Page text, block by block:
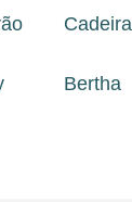
Cadeira
Bertha